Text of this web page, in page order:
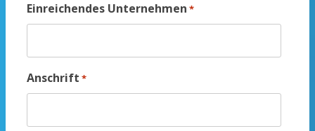
Einreichendes Unternehmen *
Anschrift *